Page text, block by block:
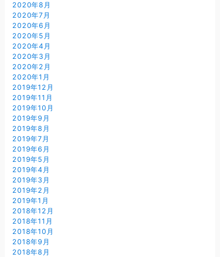
2020年8月
2020年7月
2020年6月
2020年5月
2020年4月
2020年3月
2020年2月
2020年1月
2019年12月
2019年11月
2019年10月
2019年9月
2019年8月
2019年7月
2019年6月
2019年5月
2019年4月
2019年3月
2019年2月
2019年1月
2018年12月
2018年11月
2018年10月
2018年9月
2018年8月